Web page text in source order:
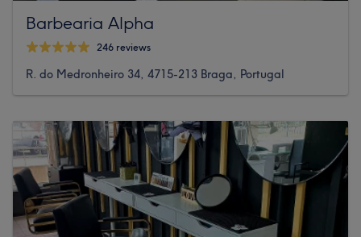
Barbearia Alpha
246 reviews
R. do Medronheiro 34, 4715-213 Braga, Portugal